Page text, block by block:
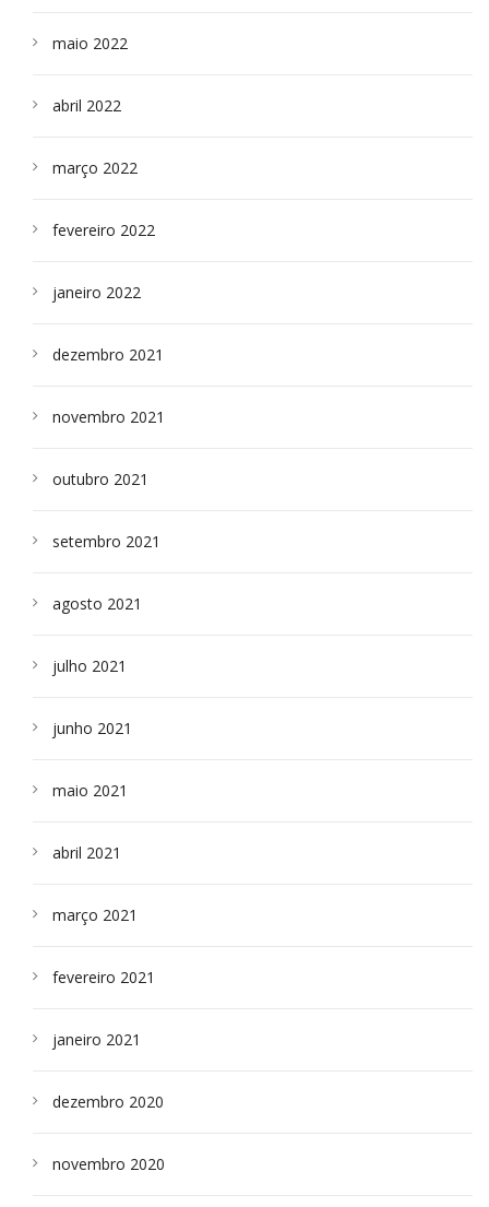
maio 2022
abril 2022
março 2022
fevereiro 2022
janeiro 2022
dezembro 2021
novembro 2021
outubro 2021
setembro 2021
agosto 2021
julho 2021
junho 2021
maio 2021
abril 2021
março 2021
fevereiro 2021
janeiro 2021
dezembro 2020
novembro 2020